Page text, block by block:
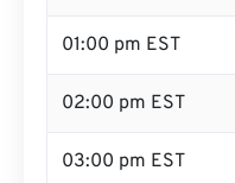
01:00 pm EST
02:00 pm EST
03:00 pm EST